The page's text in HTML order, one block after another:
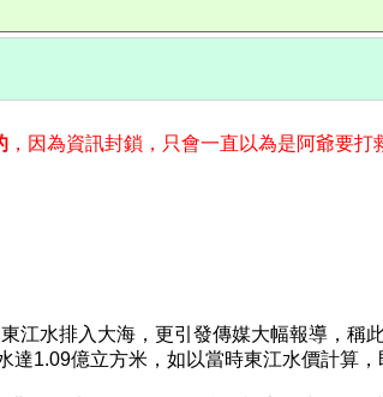
，因為資訊封鎖，只會一直以為是阿爺要打
水排入大海，更引發傳媒大幅報導，稱
1.09億立方米，如以當時東江水價計算，